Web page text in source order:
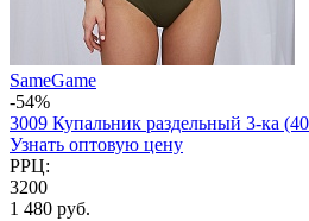
SameGame
-54%
3009 Купальник раздельный 3-ка
Узнать оптовую цену
РРЦ:
3200
1 480 руб.